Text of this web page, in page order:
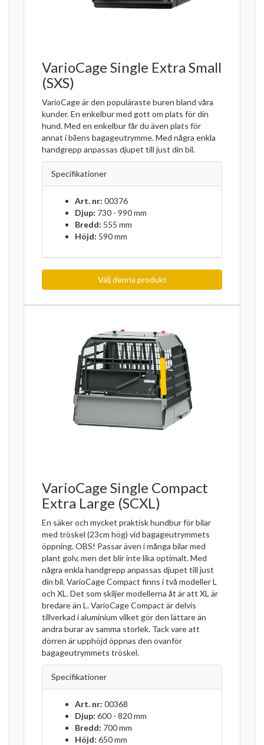
VarioCage Single Extra Small
(SXS)
VarioCage är den populäraste buren bland våra
kunder. En enkelbur med gott om plats för din
hund. Med en enkelbur får du även plats för
annat i bilens bagageutrymme. Med några enkla
handgrepp anpassas djupet till just din bil.
Specifikationer
Art. nr: 00376
Djup: 730 - 990 mm
Bredd: 555 mm
Höjd: 590 mm
Välj denna produkt
VarioCage Single Compact
Extra Large (SCXL)
En säker och mycket praktisk hundbur för bilar
med tröskel (23cm hög) vid bagageutrymmets
öppning. OBS! Passar även i många bilar med
plant golv, men det blir inte lika optimalt. Med
några enkla handgrepp anpassas djupet till just
din bil. VarioCage Compact finns i två modeller L
och XL. Det som skiljer modellerna åt är att XL är
bredare än L. VarioCage Compact är delvis
tillverkad i aluminium vilket gör den lättare än
andra burar av samma storlek. Tack vare att
dörren är upphöjd öppnas den ovanför
bagageutrymmets tröskel.
Specifikationer
Art. nr: 00368
Djup: 600 - 820 mm
Bredd: 700 mm
Höjd: 650 mm